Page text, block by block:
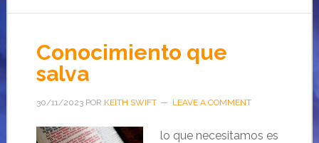
Conocimiento que
salva
30/11/2023POR KEITH SWIFT LEAVE A COMMENT
lo que necesitamos es